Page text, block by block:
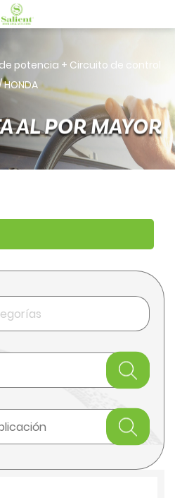
potencia + Circuito de control
HONDA
AL POR MAYOR